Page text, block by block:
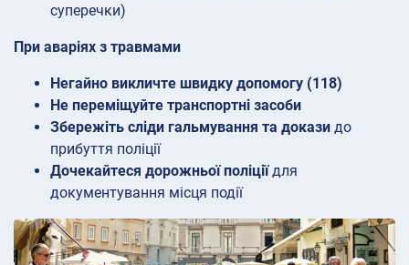
суперечки)
При аваріях з травмами
Негайно викличте швидку допомогу (118)
Не переміщуйте транспортні засоби
Збережіть сліди гальмування та докази до
прибуття поліції
Дочекайтеся дорожньої поліціїдля
документування місця події